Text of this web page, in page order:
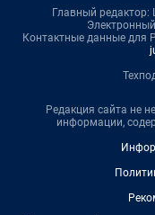
Главный редактор:
Контактные данные для
Редакция сайта не
информации,